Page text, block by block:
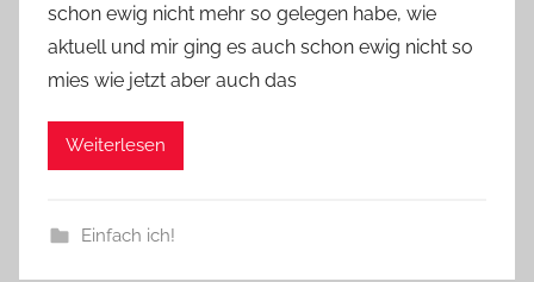
schon ewig nicht mehr so gelegen habe, wie
aktuell und mir ging es auch schon ewig nicht so
mies wie jetzt aber auch das
Weiterlesen
Einfach ich!